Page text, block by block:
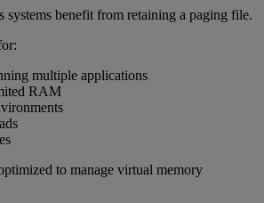
systems benefit from retaining a paging file.
multiple applications
RAM
to manage virtual memory